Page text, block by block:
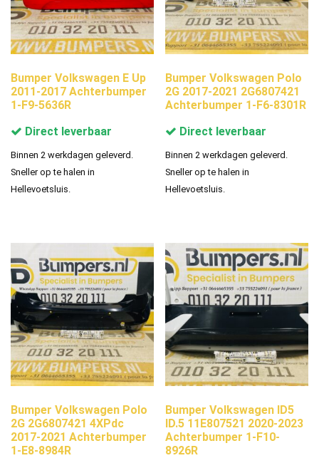
Bumper Volkswagen E Up
2011-2017 Achterbumper
1-F9-5636R
Direct leverbaar
Binnen 2 werkdagen geleverd.
Sneller op te halen in
Hellevoetsluis.
Bumper Volkswagen Polo
2G 2017-2021 2G6807421
Achterbumper 1-F6-8301R
Direct leverbaar
Binnen 2 werkdagen geleverd.
Sneller op te halen in
Hellevoetsluis.
Bumper Volkswagen Polo
2G 2G6807421 4XPdc
2017-2021 Achterbumper
1-E8-8984R
Bumper Volkswagen ID5
ID.5 11E807521 2020-2023
Achterbumper 1-F10-
8926R